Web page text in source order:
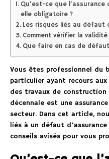
Qu’est-ce que
elle obligatoire ?
Les risques liés au défaut
Comment vérifier la
Que faire en cas de
Vous êtes professionnel du
particulier ayant recours
des travaux de
décennale est une
secteur. Dans cet article,
liés à un défaut
conseils avisés pour vous